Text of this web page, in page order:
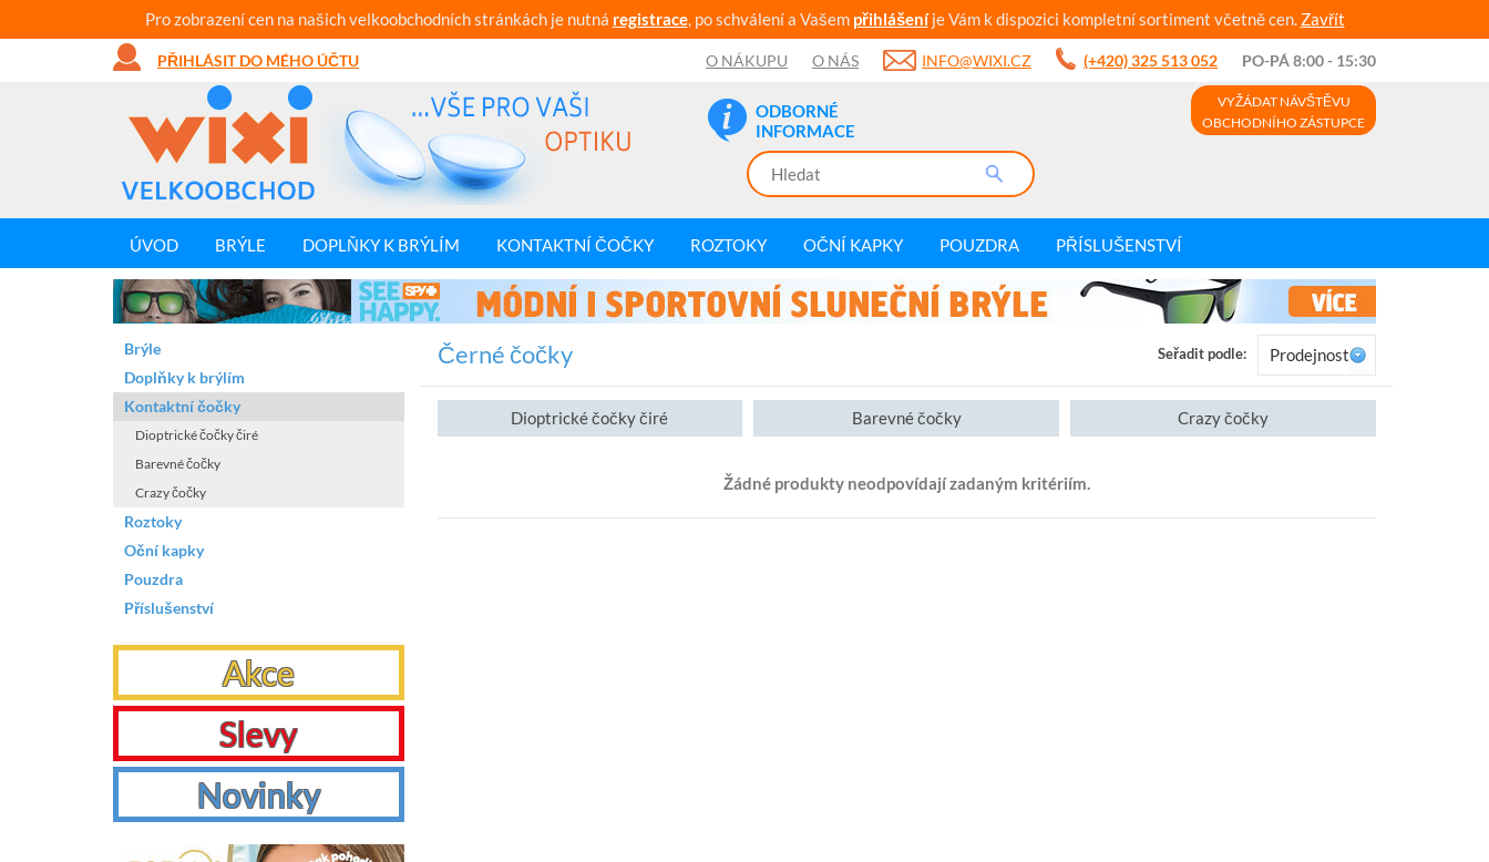
Pro zobrazení cen na našich velkoobchodních stránkách je nutná registrace, po schválení a Vašem přihlášeníje Vám k dispozici kompletní sortiment včetně cen. Zavřít
PŘIHLÁSIT DO MÉHO ÚČTU O NÁKUPU O NÁS INFO@WIXI.CZ (+420) 325 513 052 PO-PÁ 8:00 - 15:30
ODBORNÉ
INFORMACE
VYŽÁDAT NÁVŠTĚVU
OBCHODNÍHO ZÁSTUPCE
ÚVOD BRÝLE DOPLŇKY K BRÝLÍM KONTAKTNÍ ČOČKY ROZTOKY OČNÍ KAPKY POUZDRA PŘÍSLUŠENSTVÍ
Černé čočky Seřadit podle: Prodejnost
Dioptrické čočky čiré Barevné čočky Crazy čočky
Žádné produkty neodpovídají zadaným kritériím.
Brýle
Doplňky k brýlím
Kontaktní čočky
Dioptrické čočky čiré
Barevné čočky
Crazy čočky
Roztoky
Oční kapky
Pouzdra
Příslušenství
Akce
Slevy
Novinky